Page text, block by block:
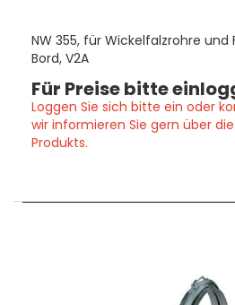
NW 355, für Wickelfalzrohre
Bord, V2A
Für Preise bitte
Loggen Sie sich bitte ein oder
wir informieren Sie gern über
Produkts.